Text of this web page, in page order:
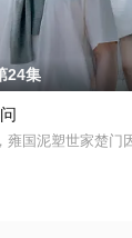
通过创新实践实现
过视频向米良宣
24集
雍国泥塑世家楚门